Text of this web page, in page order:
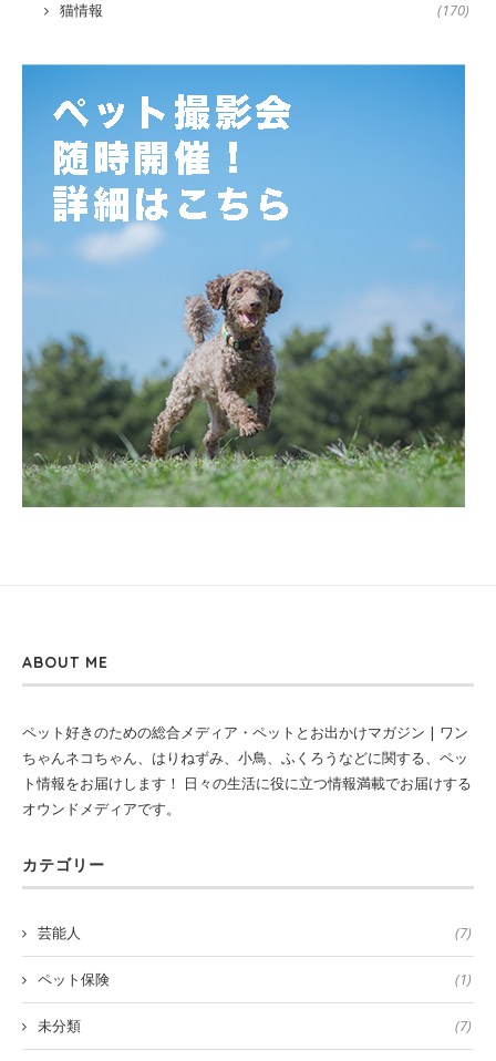
猫情報 (170)
ABOUT ME
ペット好きのための総合メディア・ペットとお出かけマガジン | ワン
ちゃんネコちゃん、はりねずみ、小鳥、ふくろうなどに関する、ペッ
ト情報をお届けします！ 日々の生活に役に立つ情報満載でお届けする
オウンドメディアです。
カテゴリー
芸能人 (7)
ペット保険 (1)
未分類 (7)